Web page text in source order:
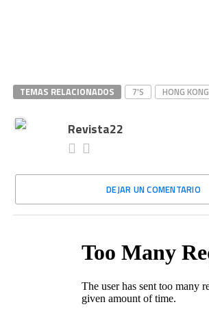
TEMAS RELACIONADOS 7'S HONG KONG
Revista22
DEJAR UN COMENTARIO